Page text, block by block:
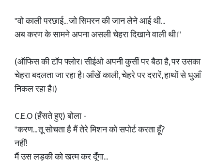
"वो काली परछाई... जो सिमरन की जान लेने आई थी...
अब करण के सामने अपना असली चेहरा दिखाने वाली थी।"
(ऑफिस की टॉप फ्लोर। सीईओ अपनी कुर्सी पर बैठा है, पर उसका
चेहरा बदलता जा रहा है। आँखें काली, चेहरे पर दरारें, हाथों से धुआँ
निकल रहा है।)
C.E.O (हँसते हुए) बोला -
"करण... तू सोचता है मैं तेरे मिशन को सपोर्ट करता हूँ?
नहीं!
मैं उस लड़की को खत्म कर दूँगा...